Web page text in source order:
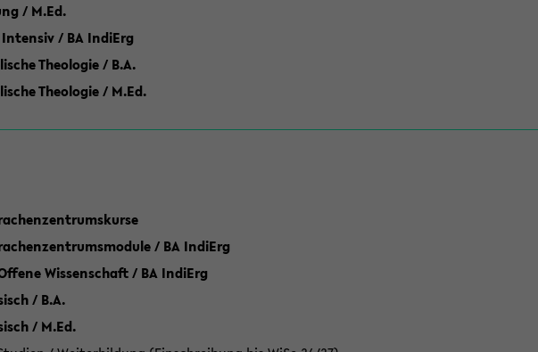
/ M.Ed.
/ BA IndiErg
Theologie / B.A.
Theologie / M.Ed.
/ BA IndiErg
Wissenschaft / BA IndiErg
/ B.A.
/ M.Ed.